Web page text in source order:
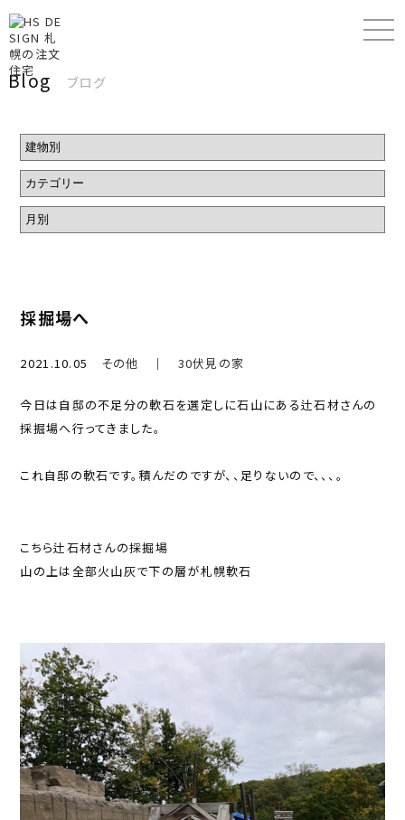
Blog ブログ
採掘場へ
2021.10.05 その他 ｜ 30伏見の家
今日は自邸の不足分の軟石を選定しに石山にある辻石材さんの
採掘場へ行ってきました。
これ自邸の軟石です。積んだのですが、、足りないので、、、。
こちら辻石材さんの採掘場
山の上は全部火山灰で下の層が札幌軟石